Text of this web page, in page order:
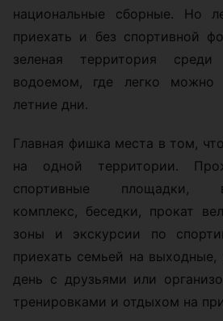
национальные сборные. Но
приехать и без спортивной
зеленая территория
водоемом, где легко можно
летние дни.
Главная фишка места в том,
на одной территории.
спортивные площадки,
комплекс, беседки, прокат
зоны и экскурсии по
приехать семьей на выходные,
день с друзьями или
тренировками и отдыхом на